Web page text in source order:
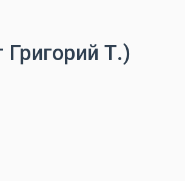
Т.)